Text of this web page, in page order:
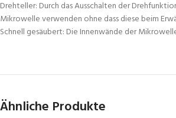
Drehteller: Durch das Ausschalten der
Mikrowelle verwenden ohne dass diese beim
Schnell gesäubert: Die Innenwände der
Ähnliche Produkte